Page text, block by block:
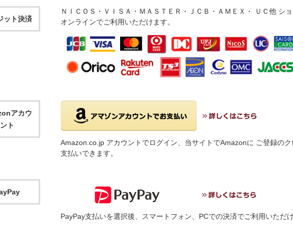
ット決済
ＮＩＣＯＳ・ＶＩＳＡ・ＭＡＳＴＥＲ・ＪＣＢ・ＡＭＥＸ・ ＵＣ他 シ
オンラインでご利用いただけます。
アカウ
ント
Amazon.co.jp アカウントでログイン、当サイトでAmazonに ご登録の
支払いできます。
PayPay支払いを選択後、スマートフォン、PCでの決済でご利用いただけ